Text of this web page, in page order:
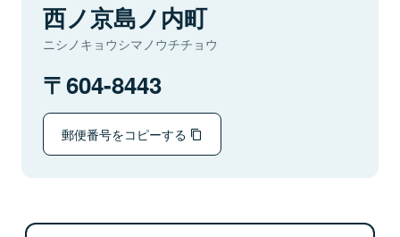
西ノ京島ノ内町
ニシノキョウシマノウチチョウ
604-8443
郵便番号をコピーする